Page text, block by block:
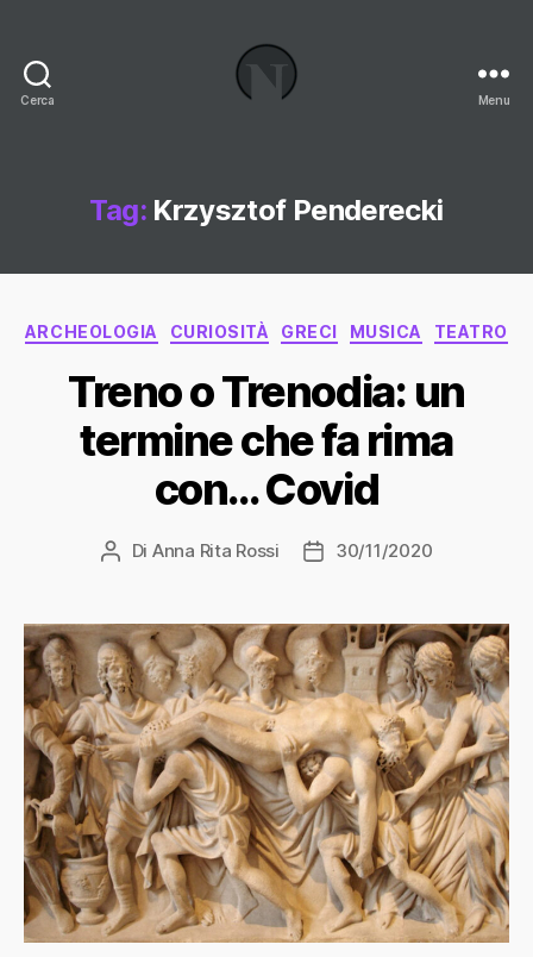
Cerca
Blog
Menu
Tag: Krzysztof Penderecki
Categorie
ARCHEOLOGIA CURIOSITÀ GRECI MUSICA TEATRO
Treno o Trenodia: un
termine che fa rima
con… Covid
Autore
Di Anna Rita Rossi
Data30/11/2020